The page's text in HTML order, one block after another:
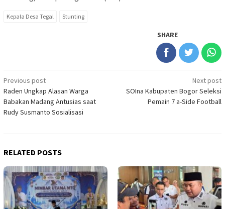
Kepala Desa Tegal Stunting
SHARE
Post
navigation
Previous post
Raden Ungkap Alasan Warga
Babakan Madang Antusias saat
Rudy Susmanto Sosialisasi
Next post
SOIna Kabupaten Bogor Seleksi
Pemain 7 a-Side Football
RELATED POSTS